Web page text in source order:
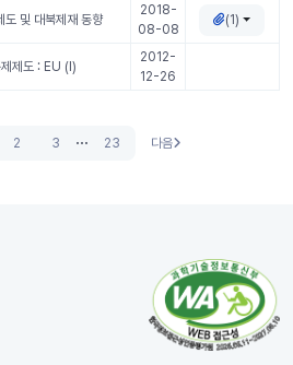
도 및 대북제재 동향
2018-
08-08
(1)
제도 : EU (I)
2012-
12-26
2 3 ... 23 다음
다음